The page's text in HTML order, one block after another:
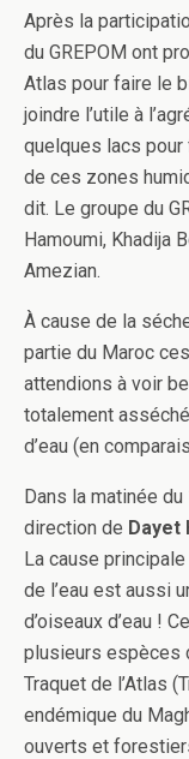
Après la
du GREPOM ont
Atlas pour faire le
joindre l’utile à
quelques lacs pour
de ces zones
dit. Le groupe du
Hamoumi, Khadija
Amezian.
À cause de la
partie du Maroc
attendions à voir
totalement
d’eau (en
Dans la matinée
direction de Dayet
La cause
de l’eau est aussi
d’oiseaux d’eau !
plusieurs espèces
Traquet de l’Atlas
endémique du
ouverts et